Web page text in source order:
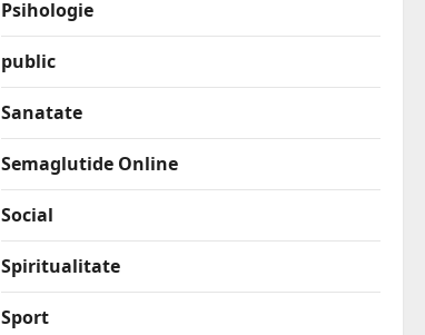
Psihologie
public
Sanatate
Semaglutide Online
Social
Spiritualitate
Sport